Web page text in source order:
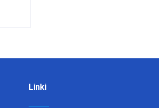
Linki